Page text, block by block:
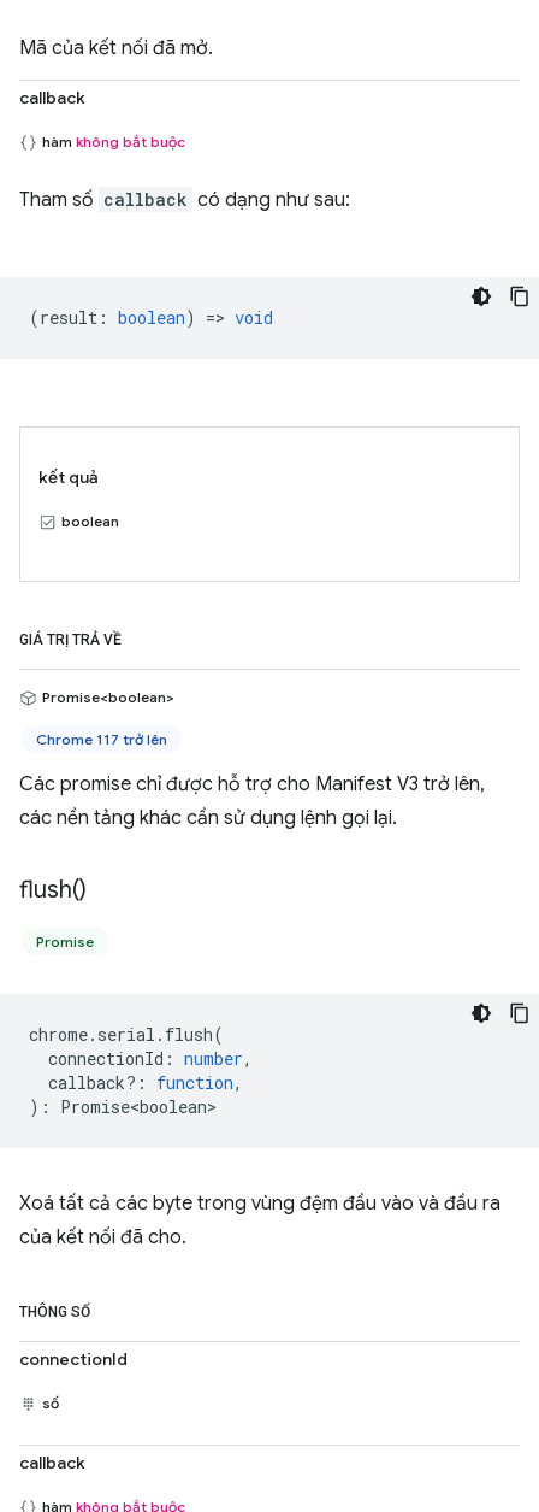
Mã của kết nối đã mở.
callback
hàm không bắt buộc
Tham số callback có dạng như sau:
(result : boolean) => void
kết quả
boolean
GIÁ TRỊ TRẢ VỀ
Promise<boolean>
Chrome 117 trở lên
Các promise chỉ được hỗ trợ cho Manifest V3 trở lên,
các nền tảng khác cần sử dụng lệnh gọi lại.
flush()
Promise
chrome. serial . flush(
connectionId : number,
callback? : function,
) : Promise<boolean>
Xoá tất cả các byte trong vùng đệm đầu vào và đầu ra
của kết nối đã cho.
THÔNG SỐ
connectionId
số
callback
hàm không bắt buộc